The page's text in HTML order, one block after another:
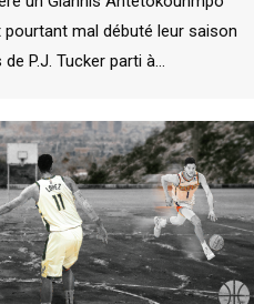
mal débuté leur saison
P.J. Tucker parti à…